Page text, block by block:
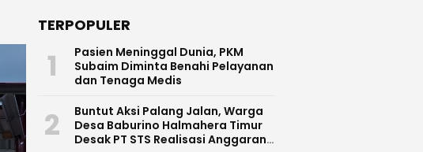
TERPOPULER
1
Pasien Meninggal Dunia, PKM
Subaim Diminta Benahi Pelayanan
dan Tenaga Medis
2
Buntut Aksi Palang Jalan, Warga
Desa Baburino Halmahera Timur
Desak PT STS Realisasi Anggaran